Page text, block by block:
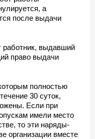
а
после выдачи
работник, выдавший
право выдачи
полностью
30 суток,
Если при
имели место
то эти наряды-
организации вместе